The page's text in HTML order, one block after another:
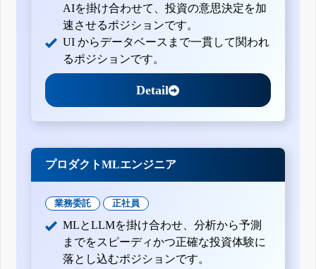
AIを掛け合わせて、投資の意思決定を加
速させるポジションです。
UI からデータベースまで一貫して関われ
るポジションです。
Detail
プロダクトMLエンジニア
業務委託 正社員
MLとLLMを掛け合わせ、分析から予測
までをスピーディかつ正確な投資体験に
落とし込むポジションです。